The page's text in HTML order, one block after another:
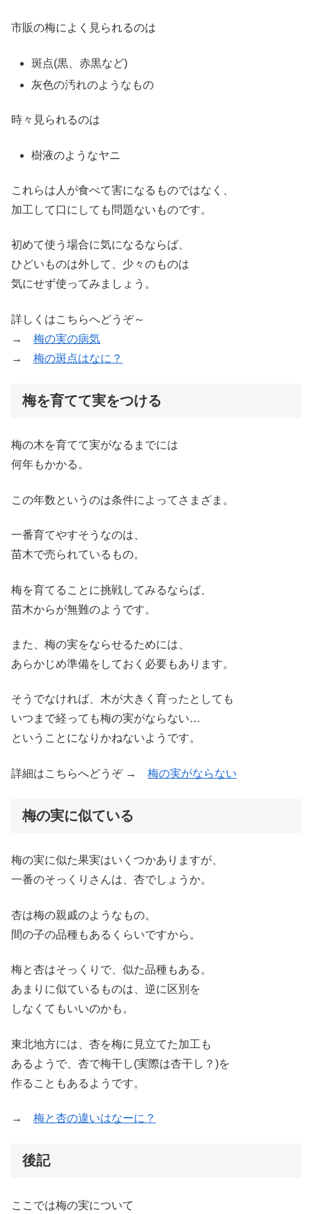
市販の梅によく見られるのは
斑点(黒、赤黒など)
灰色の汚れのようなもの
時々見られるのは
樹液のようなヤニ
これらは人が食べて害になるものではなく、
加工して口にしても問題ないものです。
初めて使う場合に気になるならば、
ひどいものは外して、少々のものは
気にせず使ってみましょう。
詳しくはこちらへどうぞ～
→ 梅の実の病気
→ 梅の斑点はなに？
梅を育てて実をつける
梅の木を育てて実がなるまでには
何年もかかる。
この年数というのは条件によってさまざま。
一番育てやすそうなのは、
苗木で売られているもの。
梅を育てることに挑戦してみるならば、
苗木からが無難のようです。
また、梅の実をならせるためには、
あらかじめ準備をしておく必要もあります。
そうでなければ、木が大きく育ったとしても
いつまで経っても梅の実がならない…
ということになりかねないようです。
詳細はこちらへどうぞ → 梅の実がならない
梅の実に似ている
梅の実に似た果実はいくつかありますが、
一番のそっくりさんは、杏でしょうか。
杏は梅の親戚のようなもの。
間の子の品種もあるくらいですから。
梅と杏はそっくりで、似た品種もある。
あまりに似ているものは、逆に区別を
しなくてもいいのかも。
東北地方には、杏を梅に見立てた加工も
あるようで、杏で梅干し(実際は杏干し？)を
作ることもあるようです。
→ 梅と杏の違いはなーに？
後記
ここでは梅の実について